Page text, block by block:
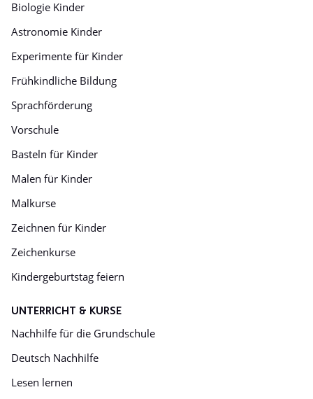
Biologie Kinder
Astronomie Kinder
Experimente für Kinder
Frühkindliche Bildung
Sprachförderung
Vorschule
Basteln für Kinder
Malen für Kinder
Malkurse
Zeichnen für Kinder
Zeichenkurse
Kindergeburtstag feiern
UNTERRICHT & KURSE
Nachhilfe für die Grundschule
Deutsch Nachhilfe
Lesen lernen